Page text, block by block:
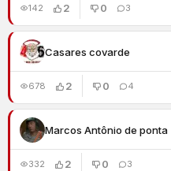
142 2 0 3
Casares covarde
678 2 0 4
Marcos Antônio de ponta
332 2 0 3